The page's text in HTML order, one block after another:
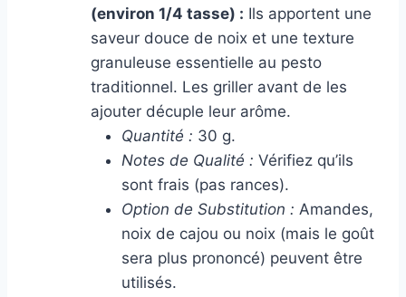
(environ 1/4 tasse) : Ils apportent une
saveur douce de noix et une texture
granuleuse essentielle au pesto
traditionnel. Les griller avant de les
ajouter décuple leur arôme.
Quantité : 30 g.
Notes de Qualité : Vérifiez qu’ils
sont frais (pas rances).
Option de Substitution : Amandes,
noix de cajou ou noix (mais le goût
sera plus prononcé) peuvent être
utilisés.